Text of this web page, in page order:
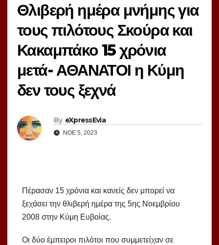
Θλιβερή ημέρα μνήμης για
τους πιλότους Σκούρα και
Κακαμπάκο 15 χρόνια
μετά- ΑΘΑΝΑΤΟΙ η Κύμη
δεν τους ξεχνά
By eXpressEvia
ΝΟΈ 5, 2023
Πέρασαν 15 χρόνια και κανείς δεν μπορεί να
ξεχάσει την θλιβερή ημέρα της 5ης Νοεμβρίου
2008 στην Κύμη Ευβοίας.
Οι δύο έμπειροι πιλότοι που συμμετείχαν σε